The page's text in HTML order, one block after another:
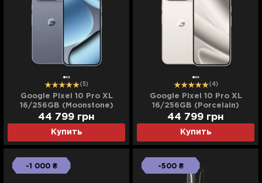
(5)
Google Pixel 10 Pro XL
16/256GB (Moonstone)
Купить
44 799 грн
(4)
Google Pixel 10 Pro XL
16/256GB (Porcelain)
Купить
44 799 грн
-1 000 ₴ -500 ₴